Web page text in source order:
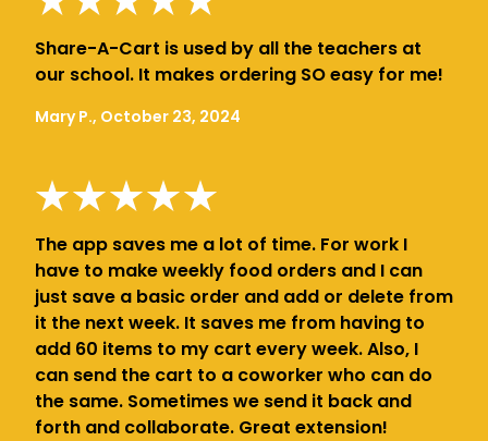
Share-A-Cart is used by all the teachers at
our school. It makes ordering SO easy for me!
Mary P., October 23, 2024
The app saves me a lot of time. For work I
have to make weekly food orders and I can
just save a basic order and add or delete from
it the next week. It saves me from having to
add 60 items to my cart every week. Also, I
can send the cart to a coworker who can do
the same. Sometimes we send it back and
forth and collaborate. Great extension!